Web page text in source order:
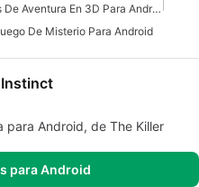
Juegos De Aventura En 3D Para Android
De Misterio Para Android
para Android, de The Killer
para Android